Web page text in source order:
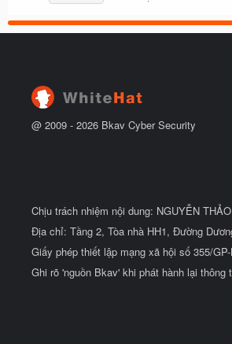
@ 2009 - 2026 Bkav Cyber Security
Chịu trách nhiệm nội dung: NGUYỄN
Địa chỉ: Tầng 2, Tòa nhà HH1, Đường
Giấy phép thiết lập mạng xã hội số 355/
Ghi rõ 'nguồn Bkav' khi phát hành lại thông